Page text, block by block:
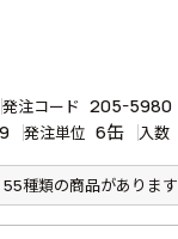
発注コード 205-5980
発注単位 6缶 入数
55種類の商品があります